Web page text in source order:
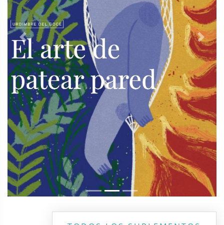
Previous Next